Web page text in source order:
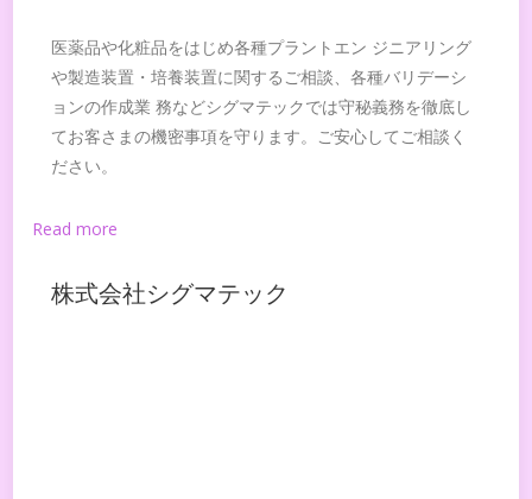
医薬品や化粧品をはじめ各種プラントエン ジニアリング
や製造装置・培養装置に関するご相談、各種バリデーシ
ョンの作成業 務などシグマテックでは守秘義務を徹底し
てお客さまの機密事項を守ります。ご安心してご相談く
ださい。
Read more
株式会社シグマテック